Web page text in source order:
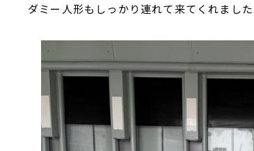
ダミー人形もしっかり連れて来てくれました